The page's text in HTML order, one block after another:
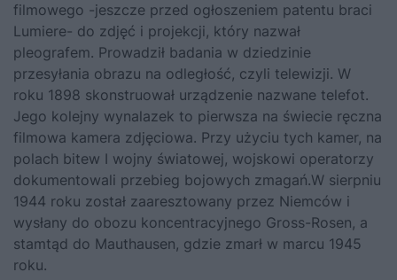
filmowego -jeszcze przed ogłoszeniem patentu braci
Lumiere- do zdjęć i projekcji, który nazwał
pleografem. Prowadził badania w dziedzinie
przesyłania obrazu na odległość, czyli telewizji. W
roku 1898 skonstruował urządzenie nazwane telefot.
Jego kolejny wynalazek to pierwsza na świecie ręczna
filmowa kamera zdjęciowa. Przy użyciu tych kamer, na
polach bitew I wojny światowej, wojskowi operatorzy
dokumentowali przebieg bojowych zmagań.W sierpniu
1944 roku został zaaresztowany przez Niemców i
wysłany do obozu koncentracyjnego Gross-Rosen, a
stamtąd do Mauthausen, gdzie zmarł w marcu 1945
roku.